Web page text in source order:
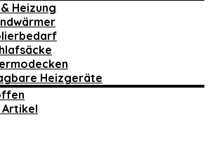
Heizung
Heizgeräte
Artikel